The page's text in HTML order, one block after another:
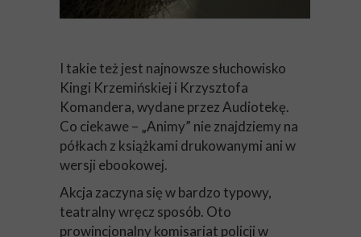
I takie też jest najnowsze słuchowisko
Kingi Krzemińskiej i Krzysztofa
Komandera, wydane przez Audiotekę.
Co ciekawe – „Animy” nie znajdziemy na
półkach z książkami drukowanymi ani w
wersji ebookowej.
Akcja zaczyna się w bardzo typowy,
teatralny wręcz sposób. Oto
prowincjonalny komisariat policji w